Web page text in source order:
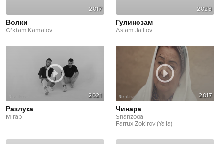
2017
Волки
O'ktam Kamalov
2023
Гулинозам
Aslam Jalilov
2021
Pазлука
Mirab
2017
Чинара
Shahzoda
Farrux Zokirov (Yalla)